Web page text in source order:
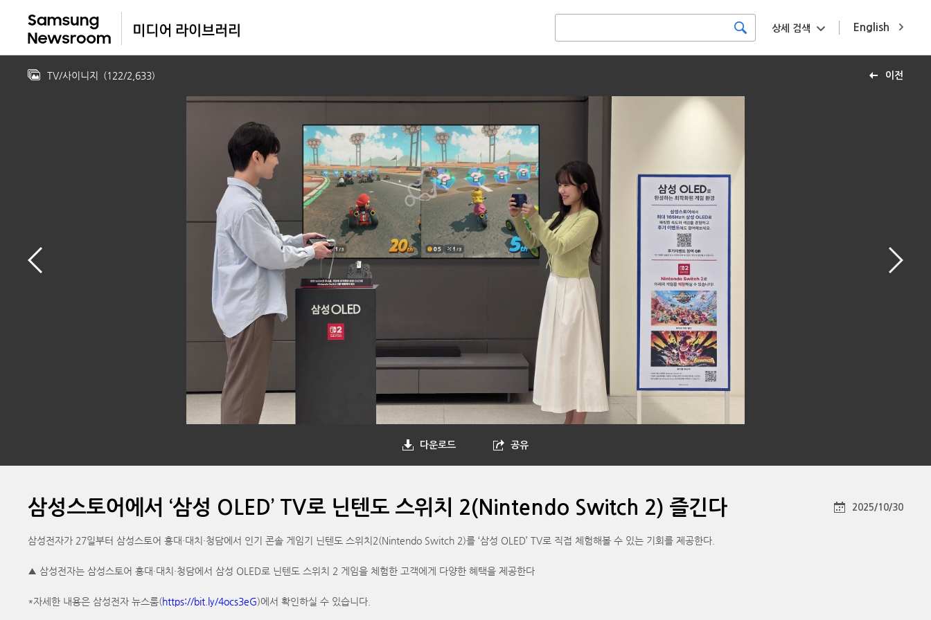
English
상세 검색
이전
TV/사이니지 (122/2,633)
다운로드 공유
삼성스토어에서 ‘삼성 OLED’ TV로 닌텐도 스위치 2(Nintendo Switch 2) 즐긴다 2025/10/30
삼성전자가 27일부터 삼성스토어 홍대·대치·청담에서 인기 콘솔 게임기 닌텐도 스위치2(Nintendo Switch 2)를 ‘삼성 OLED’ TV로 직접 체험해볼 수 있는 기회를 제공한다.
▲ 삼성전자는 삼성스토어 홍대·대치·청담에서 삼성 OLED로 닌텐도 스위치 2 게임을 체험한 고객에게 다양한 혜택을 제공한다
*자세한 내용은 삼성전자 뉴스룸(https://bit.ly/4ocs3eG)에서 확인하실 수 있습니다.